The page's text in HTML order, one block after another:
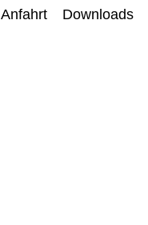
Anfahrt Downloads